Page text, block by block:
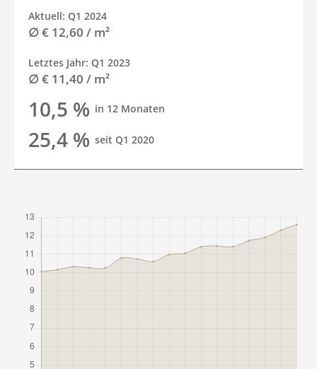
Aktuell: Q1 2024
∅ € 12,60 / m²
Letztes Jahr: Q1 2023
∅ € 11,40 / m²
10,5 % in 12 Monaten
25,4 % seit Q1 2020